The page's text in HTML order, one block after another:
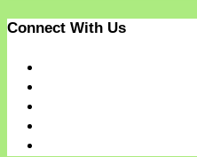
Connect With Us